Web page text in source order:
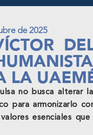
de 2025
LA
no busca alterar
para armonizarlo
esenciales